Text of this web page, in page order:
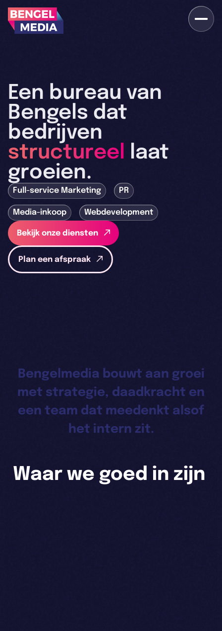
Een bureau van
Bengels dat
bedrijven
structureel laat
groeien.
Full-service Marketing PR
Media-inkoop Webdevelopment
Bekijk onze diensten
Plan een afspraak
Bengelmedia bouwt aan groei
met strategie, daadkracht en
een team dat meedenkt alsof
het intern zit.
Waar we goed in zijn